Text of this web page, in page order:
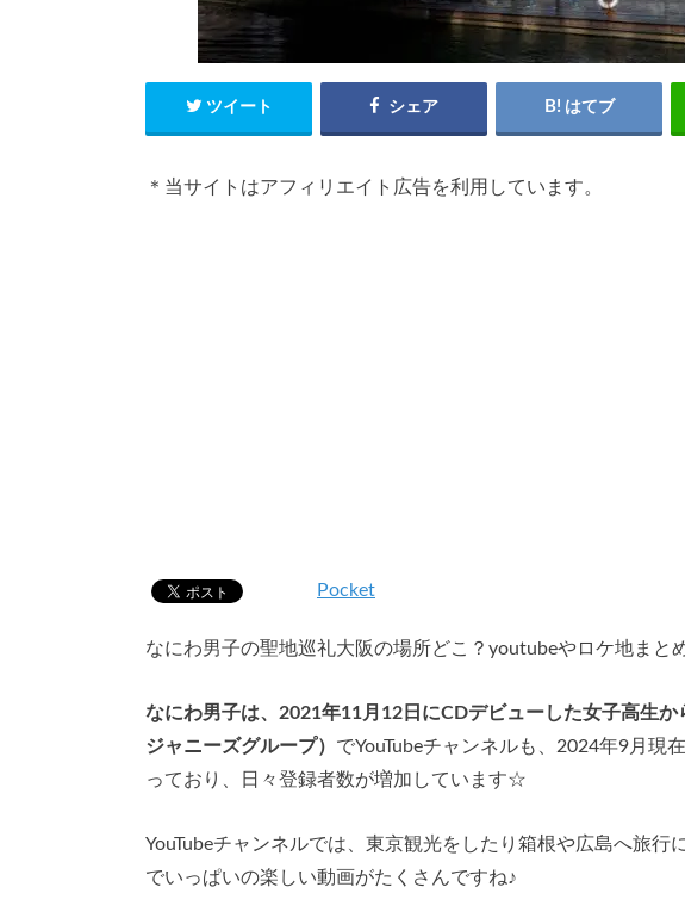
ツイート シェア はてブ
＊当サイトはアフィリエイト広告を利用しています。
Pocket
なにわ男子の聖地巡礼大阪の場所どこ？youtubeやロケ地まと
なにわ男子は、2021年11月12日にCDデビューした女子高生か
ジャニーズグループ） でYouTubeチャンネルも、2024年9月現
っており、日々登録者数が増加しています☆
YouTubeチャンネルでは、東京観光をしたり箱根や広島へ旅
でいっぱいの楽しい動画がたくさんですね♪